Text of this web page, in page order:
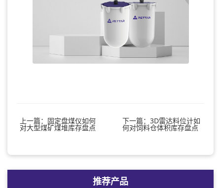
上一篇：固定盘煤仪如何
对大型煤矿煤堆库存盘点
下一篇：3D雷达料位计如
何对饲料仓体积库存盘点
推荐产品